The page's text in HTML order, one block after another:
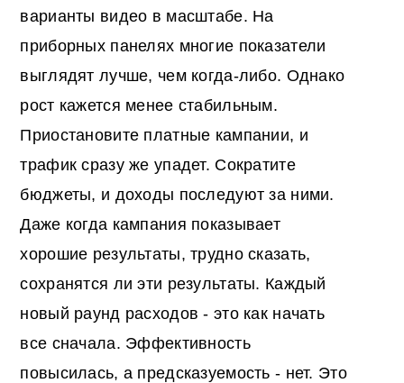
варианты видео в масштабе. На
приборных панелях многие показатели
выглядят лучше, чем когда-либо. Однако
рост кажется менее стабильным.
Приостановите платные кампании, и
трафик сразу же упадет. Сократите
бюджеты, и доходы последуют за ними.
Даже когда кампания показывает
хорошие результаты, трудно сказать,
сохранятся ли эти результаты. Каждый
новый раунд расходов - это как начать
все сначала. Эффективность
повысилась, а предсказуемость - нет. Это